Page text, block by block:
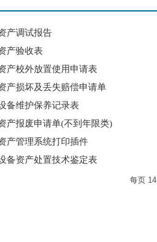
产调试报告
产验收表
产校外放置使用申请表
产损坏及丢失赔偿申请单
备维护保养记录表
产报废申请单(不到年限类)
产管理系统打印插件
备资产处置技术鉴定表
每页 14